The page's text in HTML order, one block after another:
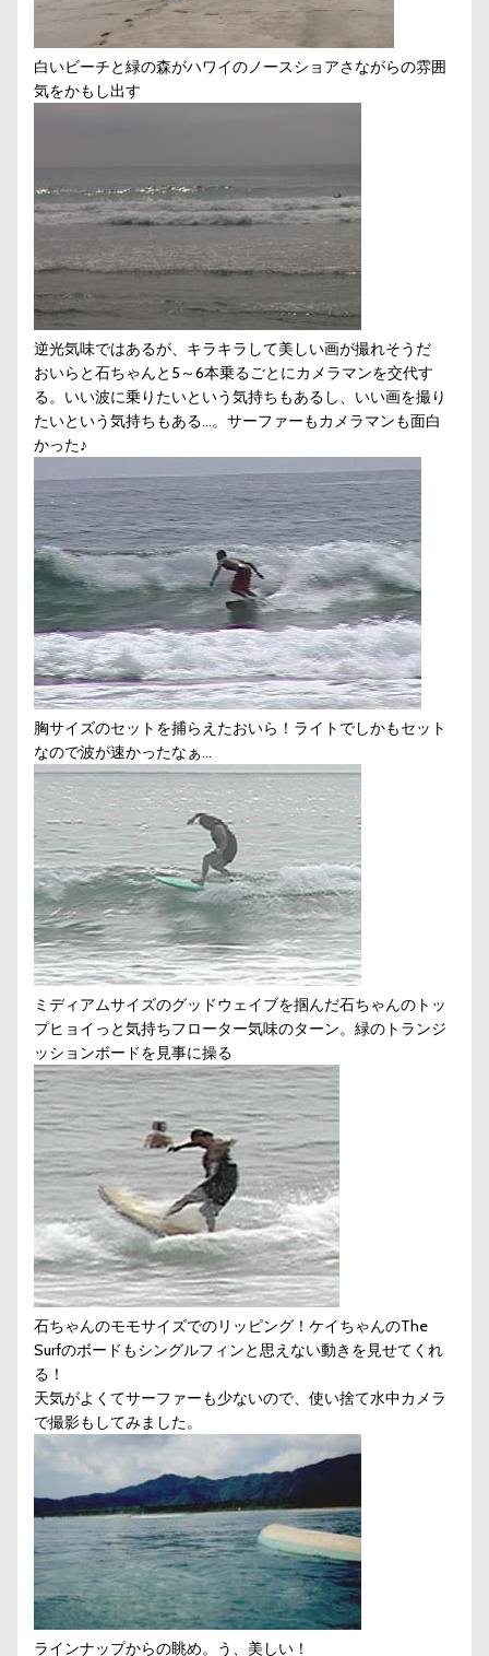
白いビーチと緑の森がハワイのノースショアさながらの雰囲
気をかもし出す
逆光気味ではあるが、キラキラして美しい画が撮れそうだ
おいらと石ちゃんと5～6本乗るごとにカメラマンを交代す
る。いい波に乗りたいという気持ちもあるし、いい画を撮り
たいという気持ちもある…。サーファーもカメラマンも面白
かった♪
胸サイズのセットを捕らえたおいら！ライトでしかもセット
なので波が速かったなぁ…
ミディアムサイズのグッドウェイブを掴んだ石ちゃんのトッ
プヒョイっと気持ちフローター気味のターン。緑のトランジ
ッションボードを見事に操る
石ちゃんのモモサイズでのリッピング！ケイちゃんのThe
Surfのボードもシングルフィンと思えない動きを見せてくれ
る！
天気がよくてサーファーも少ないので、使い捨て水中カメラ
で撮影もしてみました。
ラインナップからの眺め。う、美しい！